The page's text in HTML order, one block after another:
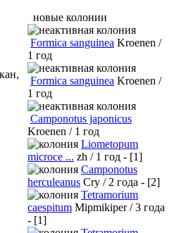
новые колонии
Formica sanguinea Kroenen /
1 год
Formica sanguinea Kroenen /
1 год
Camponotus japonicus
Kroenen / 1 год
Liometopum
microce ... zh / 1 год - [1]
Camponotus
herculeanus Cry / 2 года - [2]
Tetramorium
caespitum Mipmikiper / 3 года
- [1]